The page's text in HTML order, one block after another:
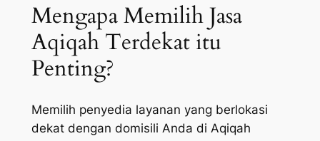
Mengapa Memilih Jasa
Aqiqah Terdekat itu
Penting?
Memilih penyedia layanan yang berlokasi
dekat dengan domisili Anda di Aqiqah